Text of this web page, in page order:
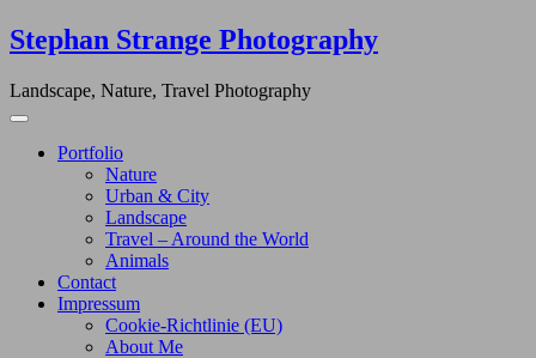
Skip
to
Stephan Strange Photography
Landscape, Nature, Travel Photography
Portfolio
Nature
Urban & City
Landscape
Travel – Around the World
Animals
Contact
Impressum
Cookie-Richtlinie (EU)
About Me